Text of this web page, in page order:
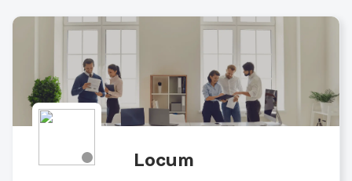
Lоcum